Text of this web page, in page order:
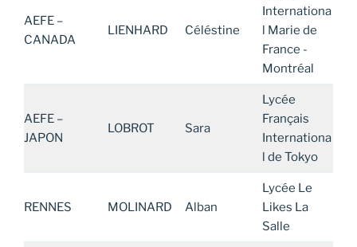
AEFE –
CANADA
LIENHARD Céléstine
Internationa
l Marie de
France -
Montréal
AEFE –
JAPON
LOBROT Sara
Lycée
Français
Internationa
l de Tokyo
RENNES MOLINARD Alban
Lycée Le
Likes La
Salle